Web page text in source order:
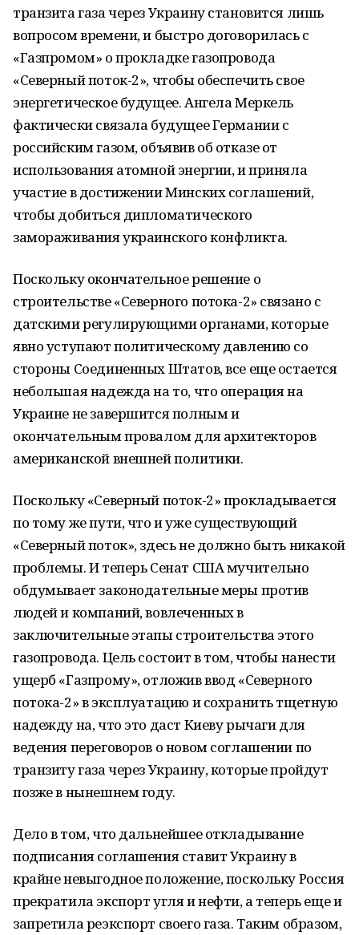
транзита газа через Украину становится лишь
вопросом времени, и быстро договорилась с
«Газпромом» о прокладке газопровода
«Северный поток-2», чтобы обеспечить свое
энергетическое будущее. Ангела Меркель
фактически связала будущее Германии с
российским газом, объявив об отказе от
использования атомной энергии, и приняла
участие в достижении Минских соглашений,
чтобы добиться дипломатического
замораживания украинского конфликта.
Поскольку окончательное решение о
строительстве «Северного потока-2» связано с
датскими регулирующими органами, которые
явно уступают политическому давлению со
стороны Соединенных Штатов, все еще остается
небольшая надежда на то, что операция на
Украине не завершится полным и
окончательным провалом для архитекторов
американской внешней политики.
Поскольку «Северный поток-2» прокладывается
по тому же пути, что и уже существующий
«Северный поток», здесь не должно быть никакой
проблемы. И теперь Сенат США мучительно
обдумывает законодательные меры против
людей и компаний, вовлеченных в
заключительные этапы строительства этого
газопровода. Цель состоит в том, чтобы нанести
ущерб «Газпрому», отложив ввод «Северного
потока-2» в эксплуатацию и сохранить тщетную
надежду на, что это даст Киеву рычаги для
ведения переговоров о новом соглашении по
транзиту газа через Украину, которые пройдут
позже в нынешнем году.
Дело в том, что дальнейшее откладывание
подписания соглашения ставит Украину в
крайне невыгодное положение, поскольку Россия
прекратила экспорт угля и нефти, а теперь еще и
запретила реэкспорт своего газа. Таким образом,